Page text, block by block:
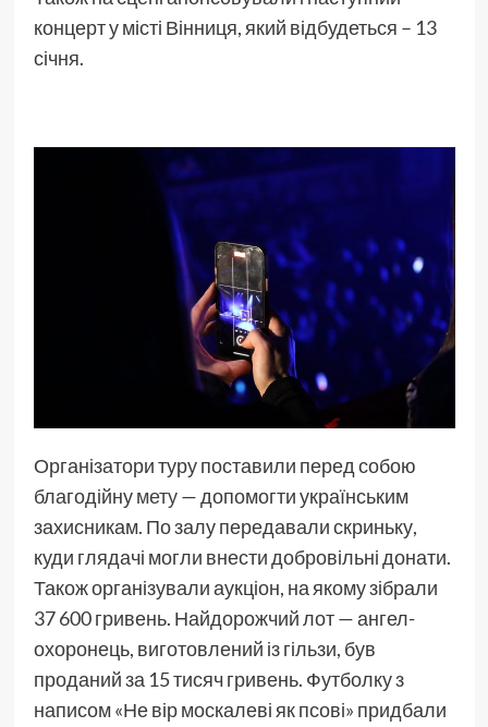
концерт у місті Вінниця, який відбудеться – 13
січня.
Організатори туру поставили перед собою
благодійнумету— допомогти українським
захисникам. По залу передавали скриньку,
куди глядачі могли внести добровільні донати.
Також організували аукціон, на якому зібрали
37 600 гривень. Найдорожчий лот — ангел-
охоронець, виготовлений із гільзи, був
проданий за 15 тисяч гривень. Футболку з
написом «Не вір москалеві як псові» придбали